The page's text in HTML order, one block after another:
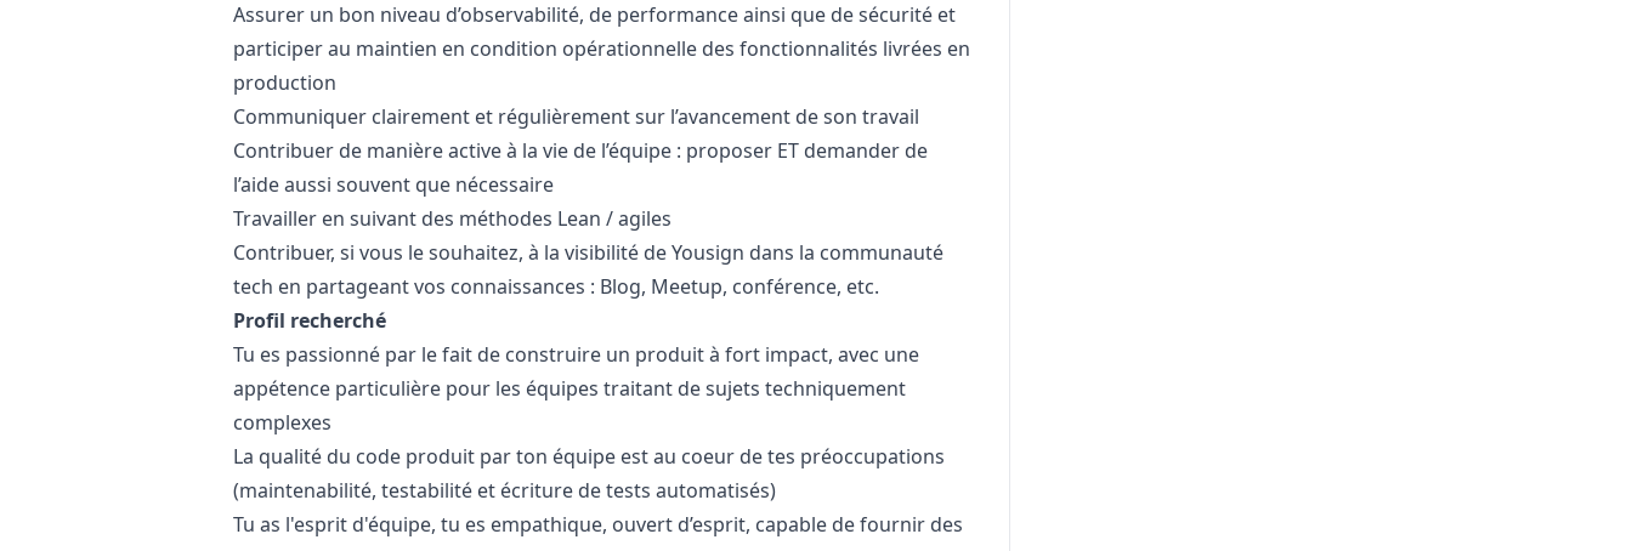
Assurer un bon niveau d’observabilité, de performance ainsi que de sécurité et
participer au maintien en condition opérationnelle des fonctionnalités livrées en
production
Communiquer clairement et régulièrement sur l’avancement de son travail
Contribuer de manière active à la vie de l’équipe : proposer ET demander de
l’aide aussi souvent que nécessaire
Travailler en suivant des méthodes Lean / agiles
Contribuer, si vous le souhaitez, à la visibilité de Yousign dans la communauté
tech en partageant vos connaissances : Blog, Meetup, conférence, etc.
Profil recherché
Tu es passionné par le fait de construire un produit à fort impact, avec une
appétence particulière pour les équipes traitant de sujets techniquement
complexes
La qualité du code produit par ton équipe est au coeur de tes préoccupations
(maintenabilité, testabilité et écriture de tests automatisés)
Tu as l'esprit d'équipe, tu es empathique, ouvert d’esprit, capable de fournir des